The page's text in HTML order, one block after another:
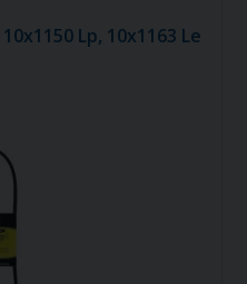
Lp, 10x1163 Le